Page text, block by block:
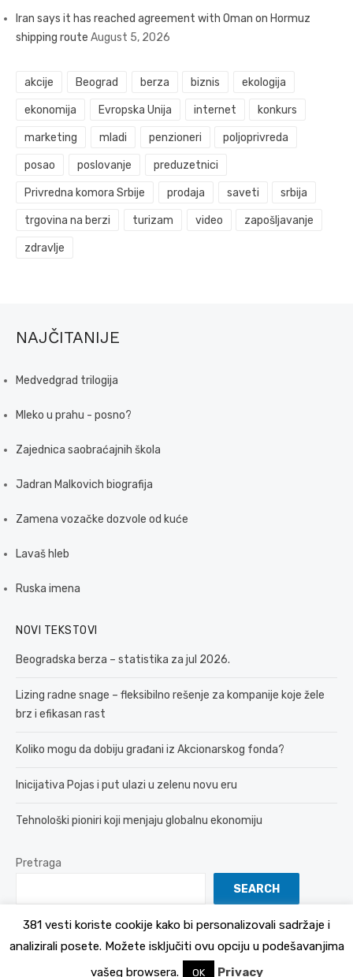
Iran says it has reached agreement with Oman on Hormuz
shipping route August 5, 2026
akcije Beograd berza biznis ekologija
ekonomija Evropska Unija internet konkurs
marketing mladi penzioneri poljoprivreda
posao poslovanje preduzetnici
Privredna komora Srbije prodaja saveti srbija
trgovina na berzi turizam video zapošljavanje
zdravlje
NAJČITANIJE
Medvedgrad trilogija
Mleko u prahu - posno?
Zajednica saobraćajnih škola
Jadran Malkovich biografija
Zamena vozačke dozvole od kuće
Lavaš hleb
Ruska imena
NOVI TEKSTOVI
Beogradska berza – statistika za jul 2026.
Lizing radne snage – fleksibilno rešenje za kompanije koje žele
brz i efikasan rast
Koliko mogu da dobiju građani iz Akcionarskog fonda?
Inicijativa Pojas i put ulazi u zelenu novu eru
Tehnološki pioniri koji menjaju globalnu ekonomiju
Pretraga
SEARCH
Politika Privatnosti
381 vesti koriste cookije kako bi personalizovali sadržaje i
analizirali posete. Možete isključiti ovu opciju u podešavanjima
vašeg browsera.
OK Privacy